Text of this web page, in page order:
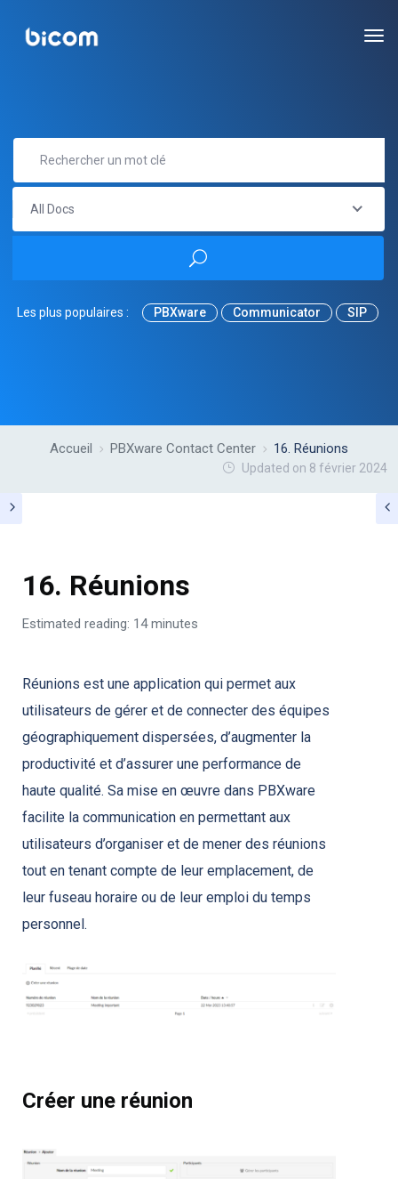
All Docs
Les plus populaires : PBXware Communicator SIP
Accueil PBXware Contact Center 16. Réunions
Updated on 8 février 2024
16. Réunions
Estimated reading: 14 minutes
Réunions est une application qui permet aux
utilisateurs de gérer et de connecter des équipes
géographiquement dispersées, d’augmenter la
productivité et d’assurer une performance de
haute qualité. Sa mise en œuvre dans PBXware
facilite la communication en permettant aux
utilisateurs d’organiser et de mener des réunions
tout en tenant compte de leur emplacement, de
leur fuseau horaire ou de leur emploi du temps
personnel.
Créer une réunion